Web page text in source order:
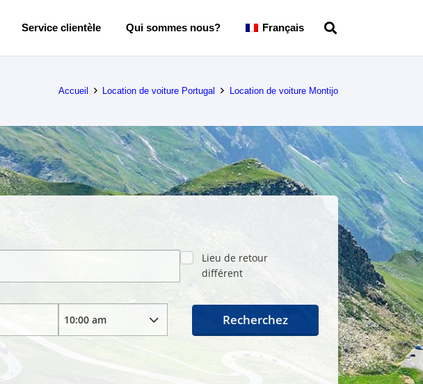
Service clientèle Qui sommes nous? Français
Accueil Location de voiture Portugal Location de voiture Montijo
Lieu de retour
différent
Recherchez